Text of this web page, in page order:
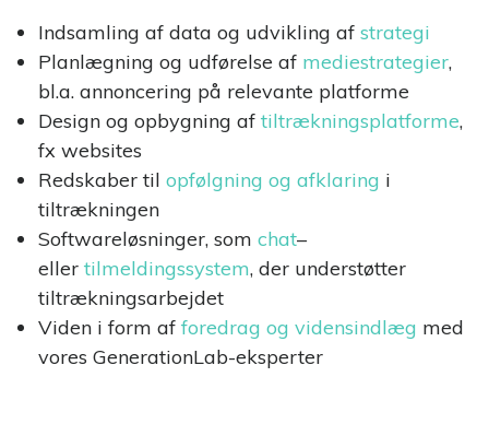
Indsamling af data og udvikling af strategi
Planlægning og udførelse af mediestrategier,
bl.a. annoncering på relevante platforme
Design og opbygning af tiltrækningsplatforme,
fx websites
Redskaber til opfølgning og afklaring i
tiltrækningen
Softwareløsninger, som chat–
eller tilmeldingssystem, der understøtter
tiltrækningsarbejdet
Viden i form af foredrag og vidensindlæg med
vores GenerationLab-eksperter